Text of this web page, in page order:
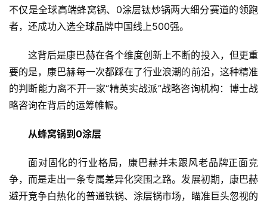
不仅是全球高端蜂窝锅、0涂层钛炒锅两大细分赛道的领跑
者，还成功入选全球品牌中国线上500强。
这背后是康巴赫在各个维度创新上不断的投入，但更重
要的是，康巴赫每一次都踩在了行业浪潮的前沿，这种精准
的判断能力离不开一家“精英实战派”战略咨询机构：博士战
略咨询在背后的运筹帷幄。
从蜂窝锅到0涂层
面对固化的行业格局，康巴赫并未跟风老品牌正面竞
争，而是走出一条专属差异化突围之路。发展初期，康巴赫
避开竞争白热化的普通铁锅、涂层锅市场，瞄准巨头忽视的